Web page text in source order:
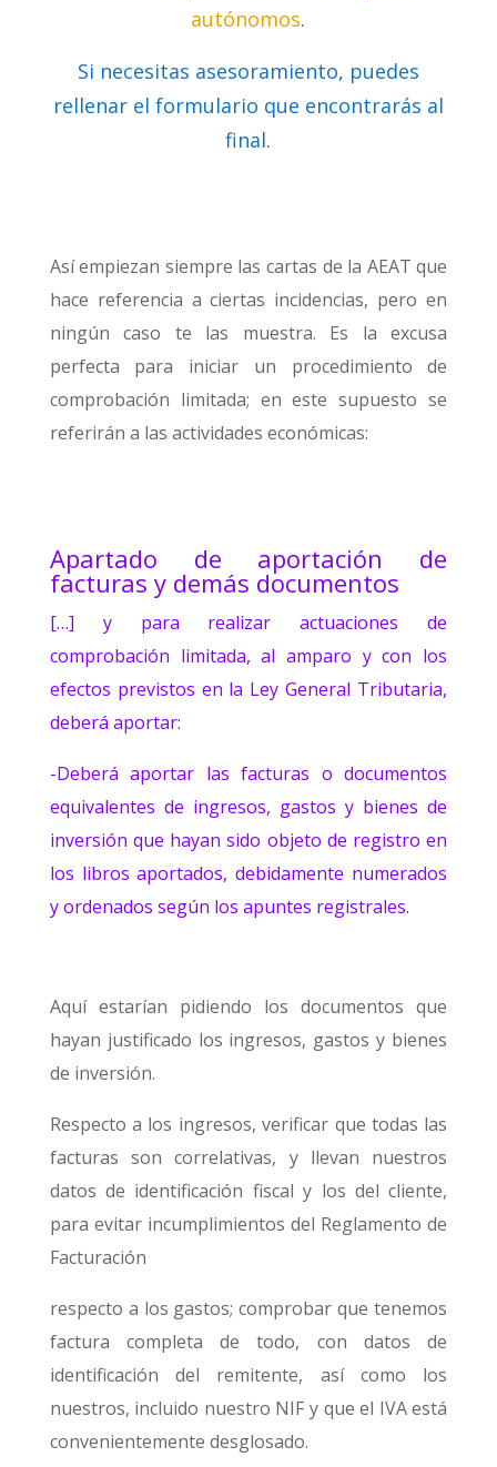
autónomos.
Si necesitas asesoramiento, puedes
rellenar el formulario que encontrarás al
final.
Así empiezan siempre las cartas de la AEAT que
hace referencia a ciertas incidencias, pero en
ningún caso te las muestra. Es la excusa
perfecta para iniciar un procedimiento de
comprobación limitada; en este supuesto se
referirán a las actividades económicas:
Apartado de aportación de
facturas y demás documentos
[…] y para realizar actuaciones de
comprobación limitada, al amparo y con los
efectos previstos en la Ley General Tributaria,
deberá aportar:
-Deberá aportar las facturas o documentos
equivalentes de ingresos, gastos y bienes de
inversión que hayan sido objeto de registro en
los libros aportados, debidamente numerados
y ordenados según los apuntes registrales.
Aquí estarían pidiendo los documentos que
hayan justificado los ingresos, gastos y bienes
de inversión.
Respecto a los ingresos, verificar que todas las
facturas son correlativas, y llevan nuestros
datos de identificación fiscal y los del cliente,
para evitar incumplimientos del Reglamento de
Facturación
respecto a los gastos; comprobar que tenemos
factura completa de todo, con datos de
identificación del remitente, así como los
nuestros, incluido nuestro NIF y que el IVA está
convenientemente desglosado.